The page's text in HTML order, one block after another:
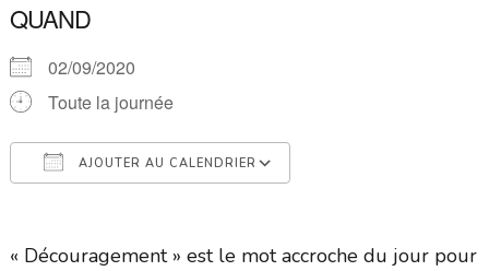
QUAND
02/09/2020
Toute la journée
AJOUTER AU CALENDRIER
« Découragement » est le mot accroche du jour pour